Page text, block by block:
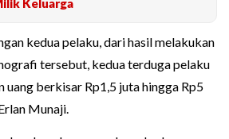
kedua pelaku, dari hasil melakukan
tersebut, kedua terduga pelaku
uang berkisar Rp1,5 juta hingga Rp5
Munaji.